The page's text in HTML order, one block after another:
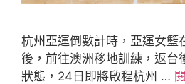
杭州亞運倒數計時，亞運女籃
後，前往澳洲移地訓練，返台
狀態，24日即將啟程杭州 …